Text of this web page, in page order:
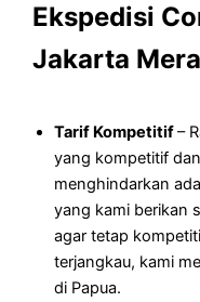
Ekspedisi
Jakarta
Tarif Kompetitif–
yang kompetitif
menghindarkan
yang kami berikan
agar tetap
terjangkau, kami
di Papua.